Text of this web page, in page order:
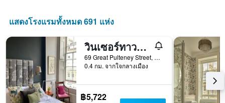
แสดงโรงแรมทั้งหมด 691 แห่ง
วินเซอร์ทาวน์เฮาส์
69 Great Pulteney Street, บาร์ท, สหราชอาณาจักร
0.4 กม. จากใจกลางเมือง
฿5,722